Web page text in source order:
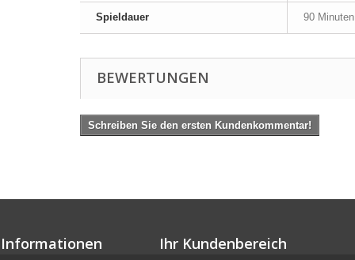
Spieldauer 90 Minuten
BEWERTUNGEN
Schreiben Sie den ersten Kundenkommentar!
Informationen Ihr Kundenbereich